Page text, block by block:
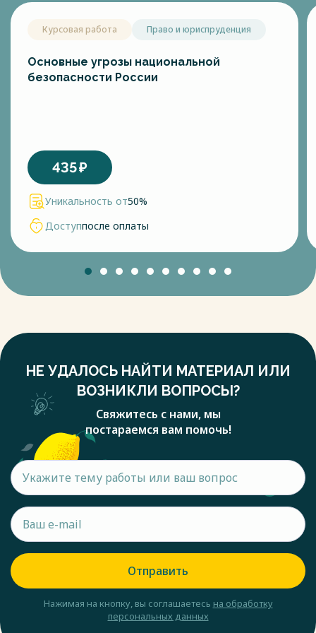
факторы не способствуют должному уровню безопасности
жизнедеятельности на местном уровне. Учитывая это, и в
административно-территориальной реформ, приобретают
весомость научные исследования в части
населения, как современного средства децентрализации
государственного управления, как функции в
формировании демократического строя в стране.
Органы местного самоуправления осуществляют свою
деятельность в различных формах и направлениях,
реализуя свои функции и полномочия в соответствии с
действующим законодательством. Обеспечение
безопасности жизнедеятельности на местном уровне
является одной из важных задач государства, которое
объективно выполняя свою роль в обществе .
самоуправления, то именно оно может реализовать
Ведь именно население конкретной лучше знает свои
проблемные вопросы, которые нужно решить. Кроме того,
население наделено правом избирать представительные
органы местного самоуправления, реализовать право на
местные инициативы и контролировать деятельность
уполномоченных лиц местного самоуправления.
Так, по критерию формы деятельности, функции органов
местного самоуправления разделяют на: учредительную;
нормотворческую; контрольную. По сфере деятельности
можем выделить следующие функции органов местного
самоуправления в части обеспечения безопасности
жизнедеятельности: плановая; финансовая;
управленческая; обеспечение развития; учетная;
внешнеэкономическая; информационная; разрешительно-
регистрационная; социальной защиты населения. Не менее
помощью нее, органы местного самоуправления могут
разрабатывать и утверждать внутренние положения о
Курсовая работа Право и юриспруденция
Основные угрозы национальной
безопасности России
435₽
Уникальность от50%
Доступпосле оплаты
НЕ УДАЛОСЬ НАЙТИ МАТЕРИАЛ ИЛИ
ВОЗНИКЛИ ВОПРОСЫ?
Свяжитесь с нами, мы
постараемся вам помочь!
Отправить
Нажимая на кнопку, вы соглашаетесь на обработку
персональных данных